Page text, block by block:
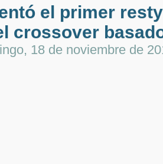
el primer
crossover
18 de noviembre de